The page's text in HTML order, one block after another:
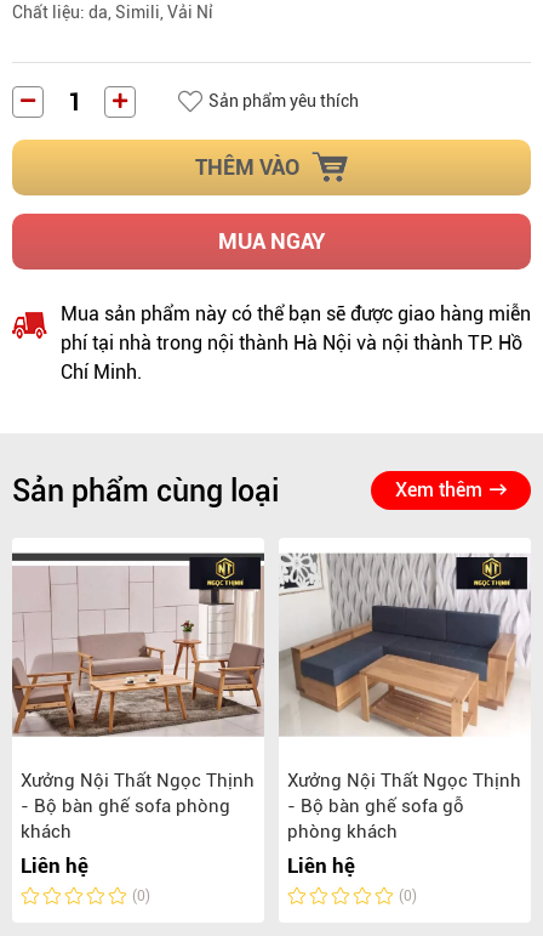
Chất liệu: da, Simili, Vải Nỉ
Sản phẩm yêu thích
THÊM VÀO
MUA NGAY
Mua sản phẩm này có thể bạn sẽ được giao hàng miễn
phí tại nhà trong nội thành Hà Nội và nội thành TP. Hồ
Chí Minh.
Sản phẩm cùng loại Xem thêm
Xưởng Nội Thất Ngọc Thịnh
- Bộ bàn ghế sofa phòng
khách
Liên hệ
(0)
Xưởng Nội Thất Ngọc Thịnh
- Bộ bàn ghế sofa gỗ
phòng khách
Liên hệ
(0)